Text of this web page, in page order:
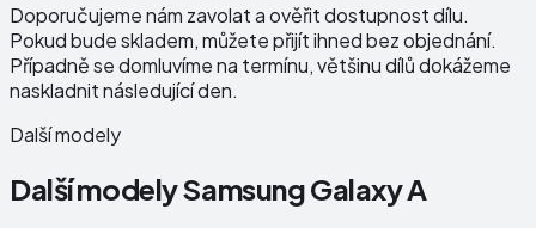
Doporučujeme nám zavolat a ověřit dostupnost dílu.
Pokud bude skladem, můžete přijít ihned bez objednání.
Případně se domluvíme na termínu, většinu dílů dokážeme
naskladnit následující den.
Další modely
Další modelySamsung Galaxy A